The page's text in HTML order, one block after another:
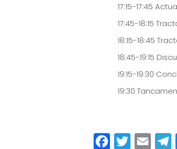
17:15-17:45
17:45-18:15
18:15-18:45
18:45-19:15
19:15-19:30
19:30